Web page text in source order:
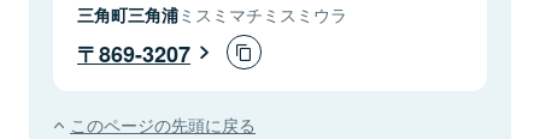
三角町三角浦ミスミマチミスミウラ
869-3207
このページの先頭に戻る